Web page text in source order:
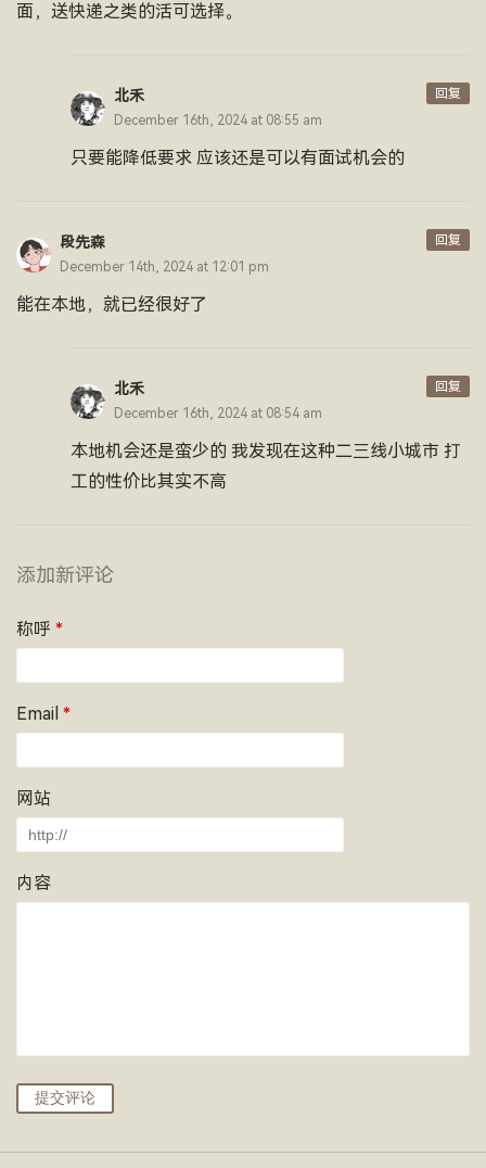
面，送快递之类的活可选择。
北禾
December 16th, 2024 at 08:55 am
只要能降低要求 应该还是可以有面试机会的
回复
段先森
December 14th, 2024 at 12:01 pm
能在本地，就已经很好了
回复
北禾
December 16th, 2024 at 08:54 am
本地机会还是蛮少的 我发现在这种二三线小城市 打
工的性价比其实不高
回复
添加新评论
称呼 *
Email *
网站
内容
提交评论